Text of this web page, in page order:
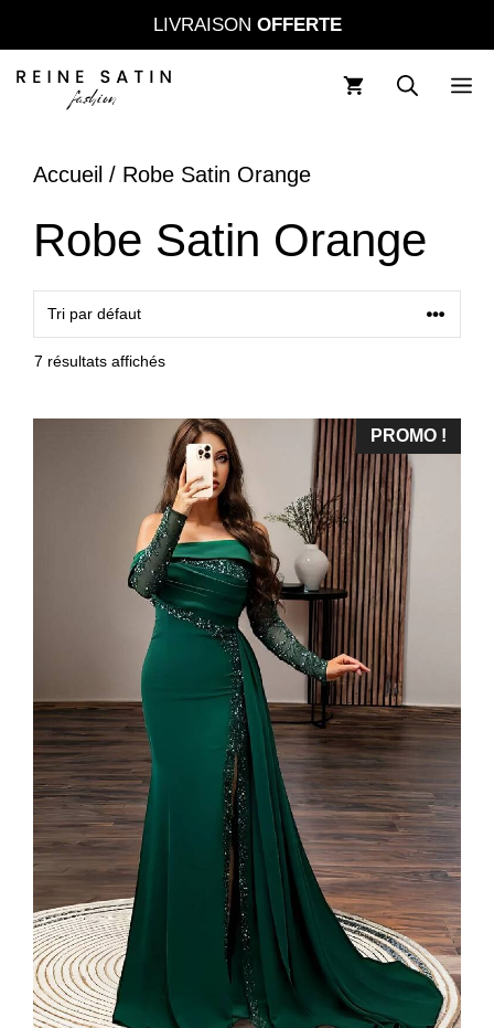
au
contenu
LIVRAISON OFFERTE
Accueil / Robe Satin Orange
Robe Satin Orange
7 résultats affichés
PROMO !